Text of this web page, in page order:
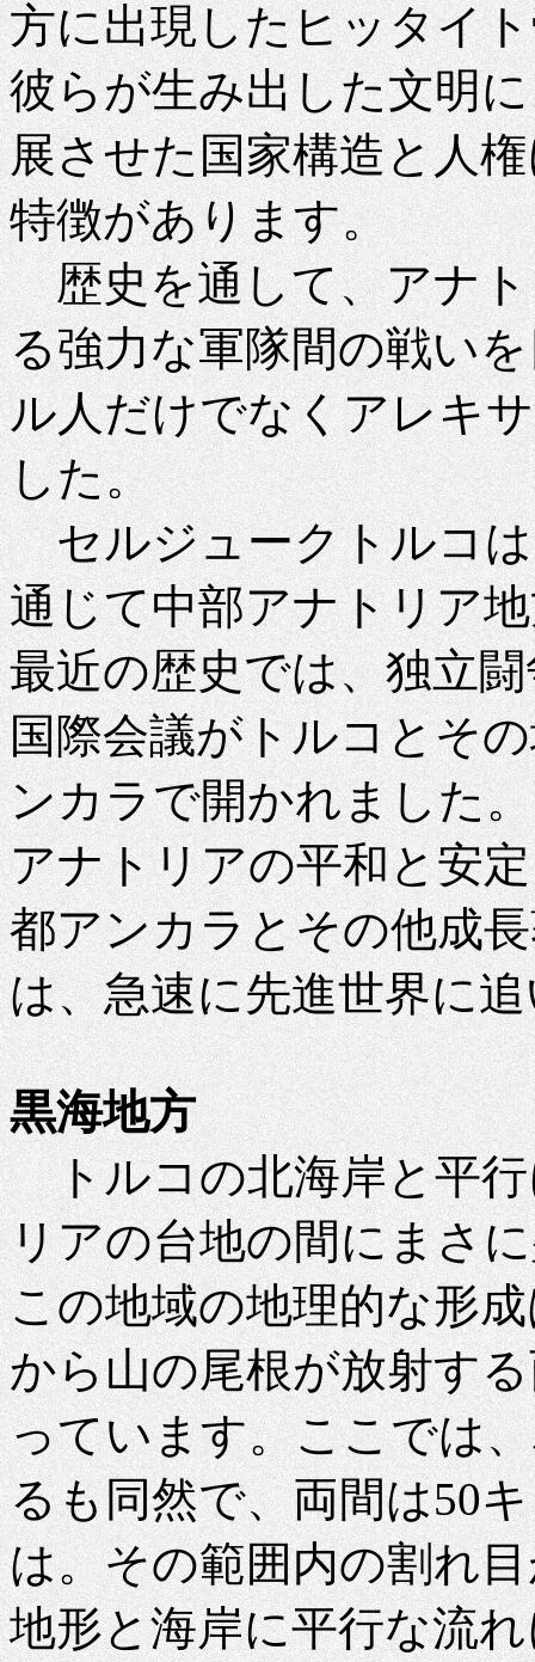
方に出現したヒッタイ
彼らが生み出した文明
展させた国家構造と人
特徴があります。
歴史を通して、アナト
る強力な軍隊間の戦い
ル人だけでなくアレキ
した。
セルジュークトルコは
通じて中部アナトリア
最近の歴史では、独立
国際会議がトルコとそ
ンカラで開かれました
アナトリアの平和と安
都アンカラとその他成
は、急速に先進世界に
黒海地方
トルコの北海岸と平行
リアの台地の間にまさ
この地域の地理的な形
から山の尾根が放射す
っています。ここでは
るも同然で、両間は50
は。その範囲内の割れ
地形と海岸に平行な流